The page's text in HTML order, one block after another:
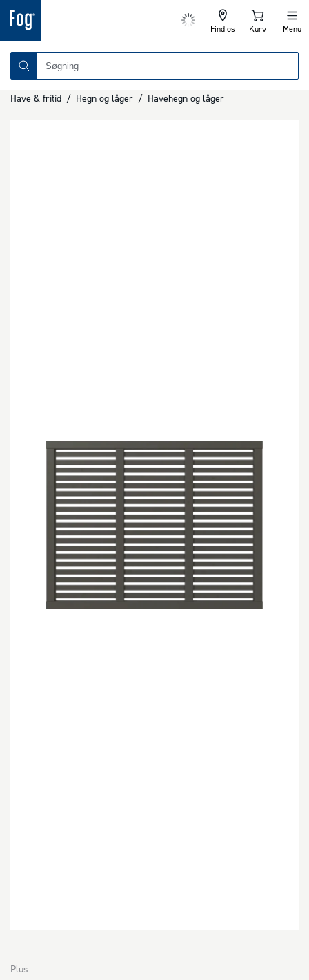
Find os Kurv Menu
Have & fritid / Hegn og låger / Havehegn og låger
Plus